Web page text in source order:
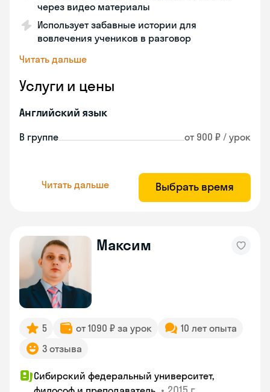
через видео материалы
Использует забавные истории для
вовлечения учеников в разговор
Читать дальше
Услуги и цены
Английский язык
В группе от 900 ₽ / урок
Читать дальше Выбрать время
Максим
5 от 1090 ₽ за урок
10 лет опыта
3 отзыва
Сибирский федеральный университет,